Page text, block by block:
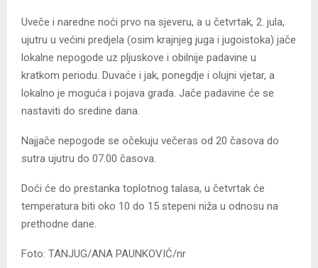
Uveče i naredne noći prvo na sjeveru, a u četvrtak, 2. jula,
ujutru u većini predjela (osim krajnjeg juga i jugoistoka) jače
lokalne nepogode uz pljuskove i obilnije padavine u
kratkom periodu. Duvaće i jak, ponegdje i olujni vjetar, a
lokalno je moguća i pojava grada. Jače padavine će se
nastaviti do sredine dana.
Najjače nepogode se očekuju večeras od 20 časova do
sutra ujutru do 07.00 časova.
Doći će do prestanka toplotnog talasa, u četvrtak će
temperatura biti oko 10 do 15 stepeni niža u odnosu na
prethodne dane.
Foto: TANJUG/ANA PAUNKOVIĆ/nr